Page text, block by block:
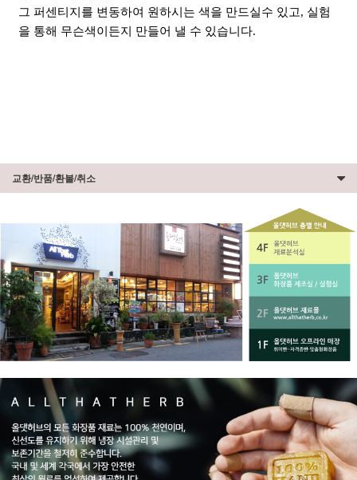
그 퍼센티지를 변동하여 원하시는 색을 만드실수 있고, 실험
을 통해 무슨색이든지 만들어 낼 수 있습니다.
교환/반품/환불/취소